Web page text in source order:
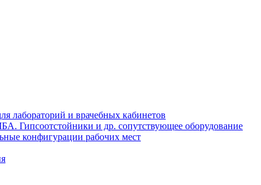
и врачебных кабинетов
и др. сопутствующее оборудование
конфигурации рабочих мест